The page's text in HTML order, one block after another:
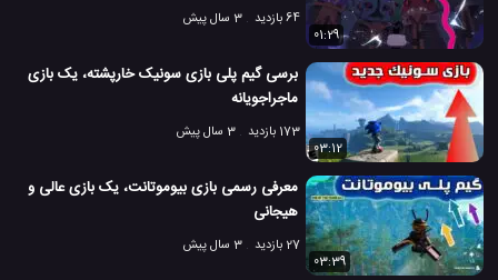
64 بازدید
3 سال پیش
01:29
برسی گیم پلی بازی سونیک خارپشته، یک بازی
ماجراجویانه
173 بازدید
3 سال پیش
03:12
معرفی رسمی بازی بیوموتانت، یک بازی عالی و
هیجانی
27 بازدید
3 سال پیش
03:39